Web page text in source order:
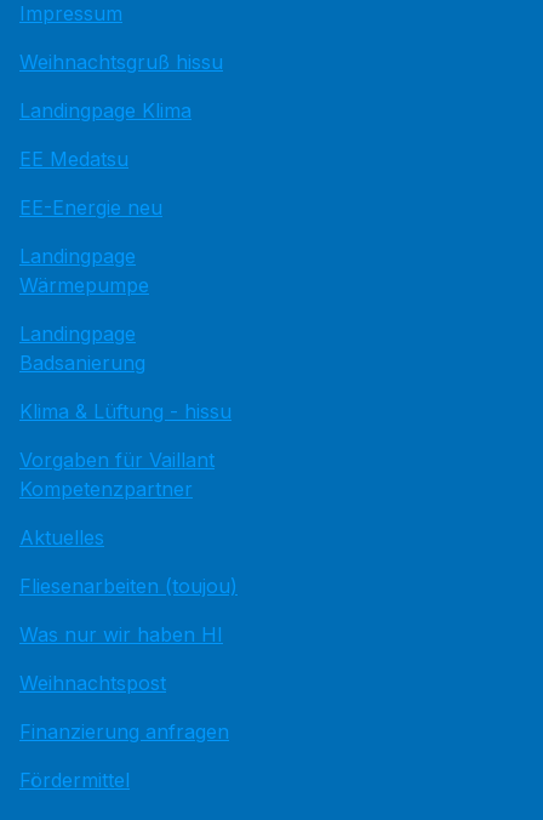
Impressum
Weihnachtsgruß hissu
Landingpage Klima
EE Medatsu
EE-Energie neu
Landingpage
Wärmepumpe
Landingpage
Badsanierung
Klima & Lüftung - hissu
Vorgaben für Vaillant
Kompetenzpartner
Aktuelles
Fliesenarbeiten (toujou)
Was nur wir haben HI
Weihnachtspost
Finanzierung anfragen
Fördermittel